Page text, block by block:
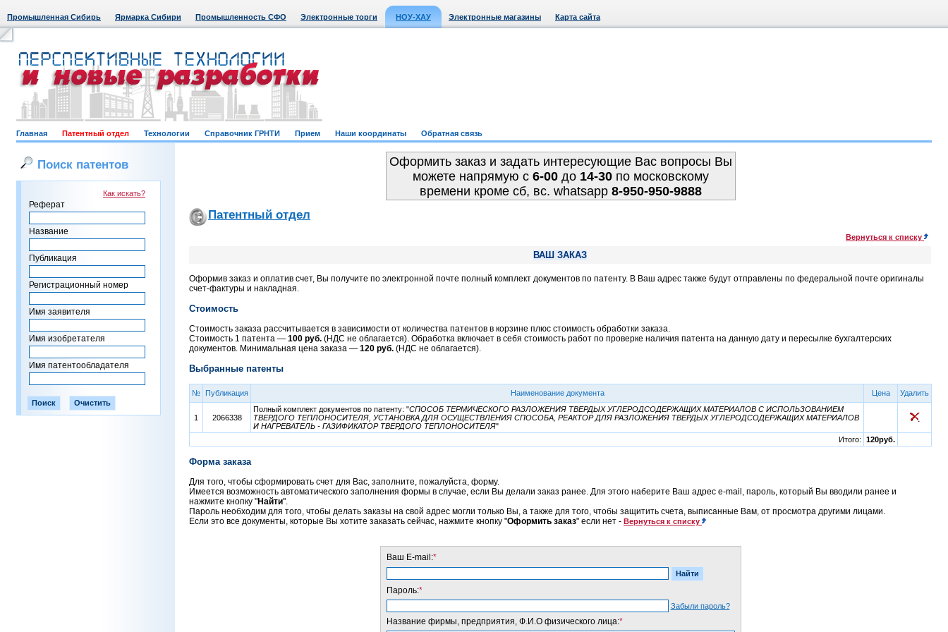
Промышленная Сибирь Ярмарка Сибири Промышленность СФО Электронные торги НОУ-ХАУ Электронные магазины Карта сайта
Главная Патентный отдел Технологии Справочник ГРНТИ Прием Наши координаты Обратная связь
Поиск патентов
Как искать?
Реферат
Название
Публикация
Регистрационный номер
Имя заявителя
Имя изобретателя
Имя патентообладателя
Оформить заказ и задать интересующие Вас вопросы Вы
можете напрямую c 6-00до 14-30по московскому
времени кроме сб, вс. whatsapp 8-950-950-9888
Патентный отдел
Вернуться к списку
ВАШ ЗАКАЗ
Оформив заказ и оплатив счет, Вы получите по электронной почте полный комплект документов по патенту. В Ваш адрес также будут отправлены по федеральной почте оригиналы
счет-фактуры и накладная.
Стоимость
Стоимость заказа рассчитывается в зависимости от количества патентов в корзине плюс стоимость обработки заказа.
Стоимость 1 патента — 100 руб. (НДС не облагается). Обработка включает в себя стоимость работ по проверке наличия патента на данную дату и пересылке бухгалтерских
документов. Минимальная цена заказа — 120 руб. (НДС не облагается).
Выбранные патенты
№ Публикация Наименование документа Цена Удалить
1 2066338
Полный комплект документов по патенту: "СПОСОБ ТЕРМИЧЕСКОГО РАЗЛОЖЕНИЯ ТВЕРДЫХ УГЛЕРОДСОДЕРЖАЩИХ МАТЕРИАЛОВ С ИСПОЛЬЗОВАНИЕМ
ТВЕРДОГО ТЕПЛОНОСИТЕЛЯ, УСТАНОВКА ДЛЯ ОСУЩЕСТВЛЕНИЯ СПОСОБА, РЕАКТОР ДЛЯ РАЗЛОЖЕНИЯ ТВЕРДЫХ УГЛЕРОДСОДЕРЖАЩИХ МАТЕРИАЛОВ
И НАГРЕВАТЕЛЬ - ГАЗИФИКАТОР ТВЕРДОГО ТЕПЛОНОСИТЕЛЯ"
Итого:
120руб.
Форма заказа
Для того, чтобы сформировать счет для Вас, заполните, пожалуйста, форму.
Имеется возможность автоматического заполнения формы в случае, если Вы делали заказ ранее. Для этого наберите Ваш адрес e-mail, пароль, который Вы вводили ранее и
нажмите кнопку "Найти".
Пароль необходим для того, чтобы делать заказы на свой адрес могли только Вы, а также для того, чтобы защитить счета, выписанные Вам, от просмотра другими лицами.
Если это все документы, которые Вы хотите заказать сейчас, нажмите кнопку "Оформить заказ" если нет - Вернуться к списку
Ваш E-mail:*
Пароль:*
Забыли пароль?
Название фирмы, предприятия, Ф.И.О физического лица:*